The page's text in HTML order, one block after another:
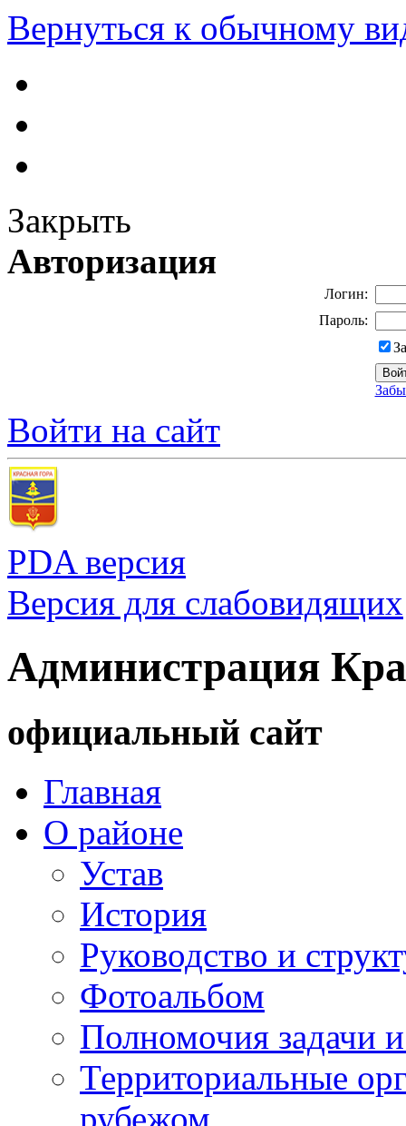
Вернуться к обычному
Закрыть
Авторизация
Логин:
Пароль:
Войти на сайт
PDA версия
Версия для слабовидящих
Администрация
официальный сайт
Главная
О районе
Устав
История
Руководство и
Фотоальбом
Полномочия задачи
Территориальные
рубежом